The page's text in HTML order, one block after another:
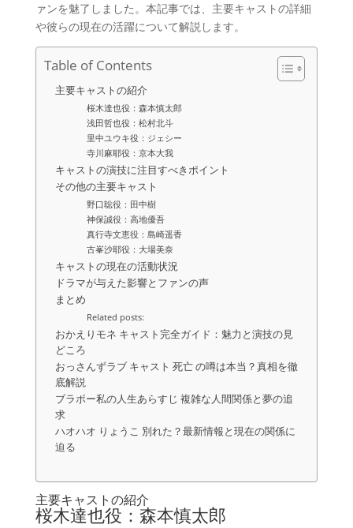
ァンを魅了しました。本記事では、主要キャストの詳細
や彼らの現在の活躍について解説します。
Table of Contents
主要キャストの紹介
桜木達也役：森本慎太郎
浅田哲也役：松村北斗
里中ユウキ役：ジェシー
寺川麻耶役：京本大我
キャストの演技に注目すべきポイント
その他の主要キャスト
野口聡役：田中樹
神保誠役：高地優吾
真行寺文恵役：島崎遥香
古峯沙耶役：大場美奈
キャストの現在の活動状況
ドラマが与えた影響とファンの声
まとめ
Related posts:
おかえりモネ キャスト完全ガイド：魅力と演技の見
どころ
おっさんずラブ キャスト 死亡 の噂は本当？真相を徹
底解説
ブラボー私の人生あらすじ 複雑な人間関係と夢の追
求
ハオハオ りょうこ 別れた？最新情報と現在の関係に
迫る
主要キャストの紹介
桜木達也役：森本慎太郎